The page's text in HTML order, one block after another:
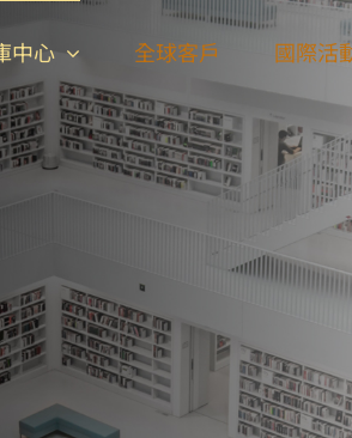
中心 全球客戶 國際活